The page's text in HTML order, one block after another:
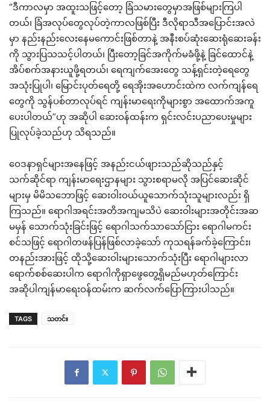
“ဒီကာလမှာ အထူးသဖြင့်တော့ ခြံသမားတွေမှာအဖြစ်များကြပါ
တယ်၊ ခြံအလုပ်တွေလုပ်တဲ့ကာလဖြစ်ပြီး ဒီလိုရာသီအပြောင်းအလဲ
မှာ နည်းနည်းလေးနေမကောင်းဖြစ်တာနဲ့ အနီးစပ်ဆုံးဆေးရုံဆေးခန်း
ကို သွားပြသသင့်ပါတယ်၊ ပြီးတော့ခြင်အကိုက်မခံဖို့နဲ့ ခြင်ထောင်နဲ့
အိပ်စက်အနားယူဖို့ရတယ်၊ ရေကျက်အေးတွေ သန့်ရှင်းတဲ့ရေတွေ
အသုံးပြုပါ၊ မြောင်းပုတ်ရေတို့ ရေအိုးအဟောင်းထဲက လက်ကျန်ရေ
တွေကို သွန်ပစ်တာလုပ်ရင် ကျန်းမာရေးကိုများစွာ အထောက်အကူ
ပေးပါတယ်”ဟု အဆိုပါ ဆေးဝန်ထန်းက ရှင်းလင်းပညာပေးမှုများ
ပြုလုပ်ခဲ့သည်ဟု သိရသည်။
ဝေဒနာရှင်များအနေဖြင့် အနည်းငယ်ဖျားသည်ဆိုသည်နှင့်
သက်ဆိုင်ရာ ကျန်းမာရေးဌာနများ သွားစရာမလို အပြင်ဆေးဆိုင်
များမှ မိမိသဘောဖြင့် ဆေးဝါးဝယ်ယူသောက်သုံးသူများလည်း ရှိ
ကြသည်။ ရောဂါအရင်းအတိအကျမသိပဲ ဆေးဝါးများအတိုင်းအဆ
မမှန် သောက်သုံးခြင်းဖြင့် ရောဂါသက်သာသော်ငြား ရောဂါမကင်း
စင်သဖြင့် ရောဂါတဖန်ပြန်ဖြစ်လာခဲ့သော် ကုသရန်ခက်ခဲ့ကြောင်း၊
တနည်းအားဖြင့် ထိုသို့ဆေးဝါးများသောက်သုံးပြီး ရောဂါများလာ
ရောက်စစ်ဆေးပါက ရောဂါကိုရှာဖွေတွေ့ရှိမည်မဟုတ်ကြောင်း
အဆိုပါကျန်မာရေးဝန်ထမ်းက ဆက်လက်ပြောကြားပါသည်။
TAGS သတင်း